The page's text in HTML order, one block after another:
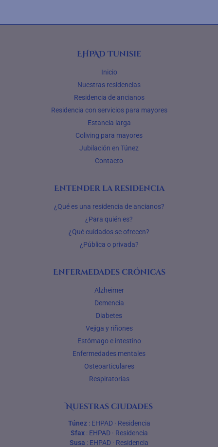
EHPAD Tunisie
Inicio
Nuestras residencias
Residencia de ancianos
Residencia con servicios para mayores
Estancia larga
Coliving para mayores
Jubilación en Túnez
Contacto
Entender la residencia
¿Qué es una residencia de ancianos?
¿Para quién es?
¿Qué cuidados se ofrecen?
¿Pública o privada?
Enfermedades crónicas
Alzheimer
Demencia
Diabetes
Vejiga y riñones
Estómago e intestino
Enfermedades mentales
Osteoarticulares
Respiratorias
Nuestras ciudades
Túnez: EHPAD· Residencia
Sfax: EHPAD· Residencia
Susa : EHPAD · Residencia